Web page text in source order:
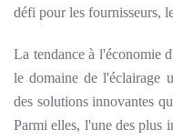
défi pour les fournisseurs,
La tendance à l'économie
le domaine de l'éclairage
des solutions innovantes
Parmi elles, l'une des plus